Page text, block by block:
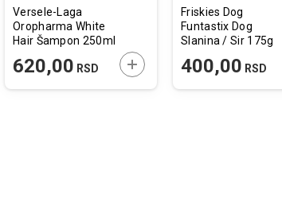
U KORPU
Versele-Laga
Oropharma White
Hair Šampon 250ml
620,00 RSD DODAJTE U KORPU
Friskies Dog
Funtastix Dog
Slanina / Sir 175g
400,00 RSD